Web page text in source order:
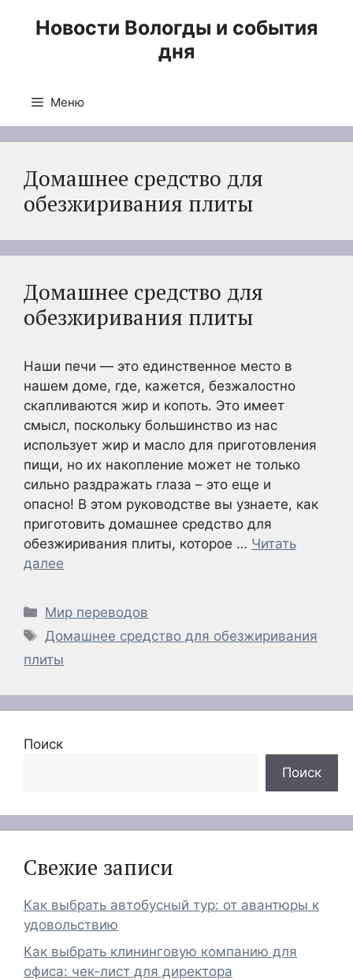
Новости Вологды и события
дня
Меню
Домашнее средство для
обезжиривания плиты
Домашнее средство для
обезжиривания плиты
Наши печи — это единственное место в
нашем доме, где, кажется, безжалостно
скапливаются жир и копоть. Это имеет
смысл, поскольку большинство из нас
использует жир и масло для приготовления
пищи, но их накопление может не только
сильно раздражать глаза – это еще и
опасно! В этом руководстве вы узнаете, как
приготовить домашнее средство для
обезжиривания плиты, которое … Читать
далее
Рубрики
Мир переводов
Метки
Домашнее средство для обезжиривания
плиты
Поиск
Поиск
Свежие записи
Как выбрать автобусный тур: от авантюры к
удовольствию
Как выбрать клининговую компанию для
офиса: чек-лист для директора